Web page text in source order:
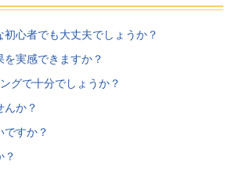
心者でも大丈夫でしょうか？
を実感できますか？
グで十分でしょうか？
んか？
ですか？
？